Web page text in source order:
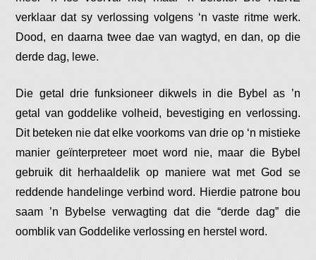
verklaar dat sy verlossing volgens ‘n vaste ritme werk.
Dood, en daarna twee dae van wagtyd, en dan, op die
derde dag, lewe.
Die getal drie funksioneer dikwels in die Bybel as ’n
getal van goddelike volheid, bevestiging en verlossing.
Dit beteken nie dat elke voorkoms van drie op ‘n mistieke
manier geïnterpreteer moet word nie, maar die Bybel
gebruik dit herhaaldelik op maniere wat met God se
reddende handelinge verbind word. Hierdie patrone bou
saam ’n Bybelse verwagting dat die “derde dag” die
oomblik van Goddelike verlossing en herstel word.